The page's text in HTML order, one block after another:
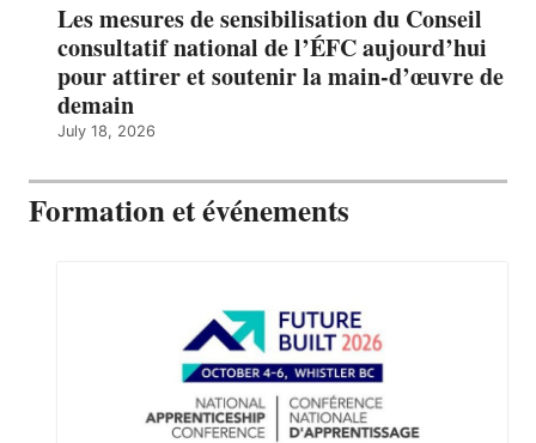
Les mesures de sensibilisation du Conseil
consultatif national de l’ÉFC aujourd’hui
pour attirer et soutenir la main-d’œuvre de
demain
July 18, 2026
Formation et événements